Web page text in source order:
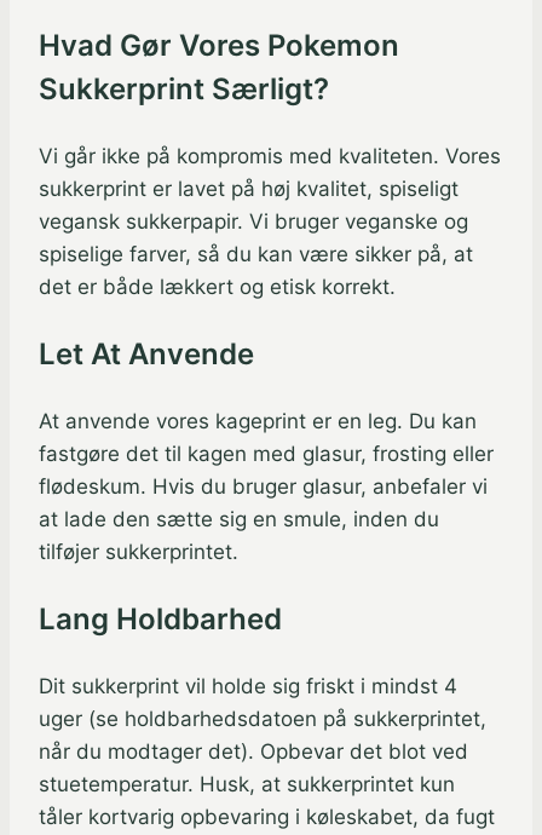
Hvad Gør Vores Pokemon
Sukkerprint Særligt?
Vi går ikke på kompromis med kvaliteten. Vores
sukkerprint er lavet på høj kvalitet, spiseligt
vegansk sukkerpapir. Vi bruger veganske og
spiselige farver, så du kan være sikker på, at
det er både lækkert og etisk korrekt.
Let At Anvende
At anvende vores kageprint er en leg. Du kan
fastgøre det til kagen med glasur, frosting eller
flødeskum. Hvis du bruger glasur, anbefaler vi
at lade den sætte sig en smule, inden du
tilføjer sukkerprintet.
Lang Holdbarhed
Dit sukkerprint vil holde sig friskt i mindst 4
uger (se holdbarhedsdatoen på sukkerprintet,
når du modtager det). Opbevar det blot ved
stuetemperatur. Husk, at sukkerprintet kun
tåler kortvarig opbevaring i køleskabet, da fugt